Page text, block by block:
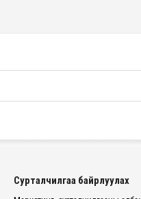
Сурталчилгаа байрлуулах